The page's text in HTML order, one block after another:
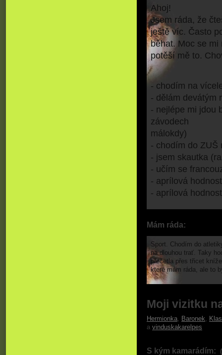
Ahoj!
Jsem ráda, že
ještě víc. Často
běhat. Moc se mi
potěší mě to.
- chodím na
- dělám devátým
- nejlépe mi jdou
závodech
málokdy)
- chodím do ZUŠ
- jsem skautka
- učím se
- aprílová
- aprílová
Mám ráda:
Sport. Chodím do
na dlouhou trať. Taky
přečetla přes třicet
které mám ráda, ale to
Moji vizitku
Hermionka, Baronek,
a vinduskakarelpes
S kým kamarádím: